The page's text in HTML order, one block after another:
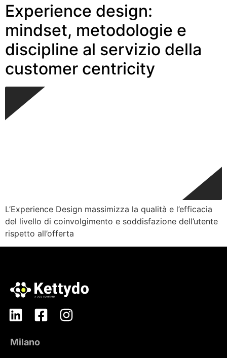
Experience design:
mindset, metodologie e
discipline al servizio della
customer centricity
L’Experience Design massimizza la qualità e l’efficacia
del livello di coinvolgimento e soddisfazione dell’utente
rispetto all’offerta
Milano